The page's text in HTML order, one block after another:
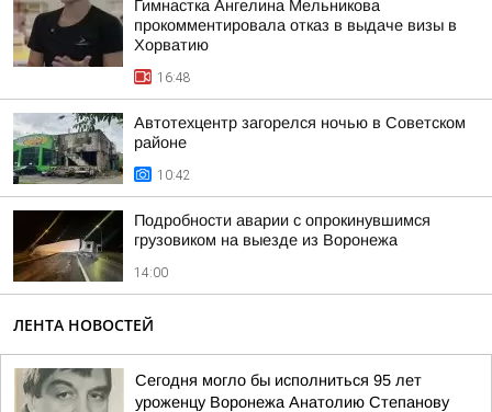
Гимнастка Ангелина Мельникова
прокомментировала отказ в выдаче визы в
Хорватию
16:48
Автотехцентр загорелся ночью в Советском
районе
10:42
Подробности аварии с опрокинувшимся
грузовиком на выезде из Воронежа
14:00
ЛЕНТА НОВОСТЕЙ
Сегодня могло бы исполниться 95 лет
уроженцу Воронежа Анатолию Степанову